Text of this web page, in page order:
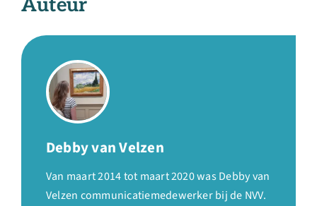
Auteur
Debby van Velzen
Van maart 2014 tot maart 2020 was Debby van
Velzen communicatiemedewerker bij de NVV.